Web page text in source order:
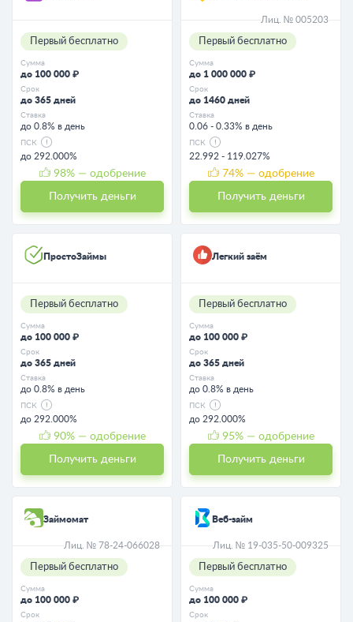
Первый бесплатно
Сумма
до 100 000 ₽
Срок
до 365 дней
Ставка
до 0.8% в день
ПСК
до 292.000%
98% — одобрение
Получить деньги
Лиц. № 005203
Первый бесплатно
Сумма
до 1 000 000 ₽
Срок
до 1460 дней
Ставка
0.06 - 0.33% в день
ПСК
22.992 - 119.027%
74% — одобрение
Получить деньги
ПростоЗаймы
Первый бесплатно
Сумма
до 100 000 ₽
Срок
до 365 дней
Ставка
до 0.8% в день
ПСК
до 292.000%
90% — одобрение
Получить деньги
Легкий заём
Первый бесплатно
Сумма
до 100 000 ₽
Срок
до 365 дней
Ставка
до 0.8% в день
ПСК
до 292.000%
95% — одобрение
Получить деньги
Займомат
Лиц. № 78-24-066028
Первый бесплатно
Сумма
до 100 000 ₽
Срок
Веб-займ
Лиц. № 19-035-50-009325
Первый бесплатно
Сумма
до 100 000 ₽
Срок